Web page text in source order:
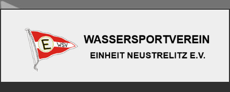
springen